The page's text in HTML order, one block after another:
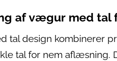
af vægur med
tal design kombinerer
tal for nem aflæsning.